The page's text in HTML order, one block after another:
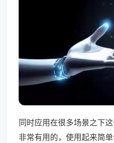
同时应用在很多场景之下
非常有用的，使用起来简